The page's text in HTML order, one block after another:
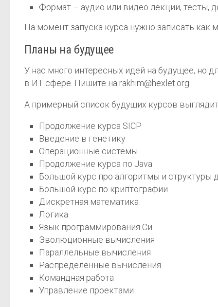
Формат – аудио или видео лекции, тесты,
На момент запуска курса нужно записать
Планы на будущее
У нас много интересных идей на будущее, но
в ИТ сфере. Пишите на rakhim@hexlet.org.
А примерный список будущих курсов
Продолжение курса SICP
Введение в генетику
Операционные системы
Продолжение курса по Java
Большой курс про алгоритмы и структуры
Большой курс по криптографии
Дискретная математика
Логика
Язык программирования Си
Эволюционные вычисления
Параллельные вычисления
Распределенные вычисления
Командная работа
Управление проектами